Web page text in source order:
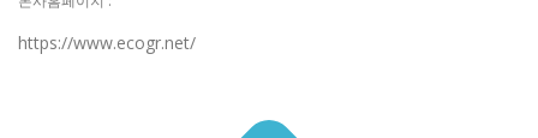
https://www.ecogr.net/